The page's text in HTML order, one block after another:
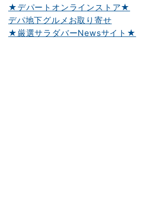
★デパートオンラインストア★
デパ地下グルメお取り寄せ
★厳選サラダバーNewsサイト★